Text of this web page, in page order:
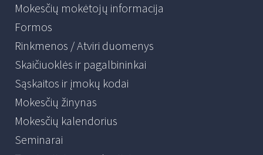
Mokesčių mokėtojų informacija
Formos
Rinkmenos / Atviri duomenys
Skaičiuoklės ir pagalbininkai
Sąskaitos ir įmokų kodai
Mokesčių žinynas
Mokesčių kalendorius
Seminarai